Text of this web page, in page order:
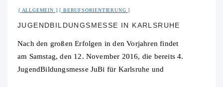
ALLGEMEIN BERUFSORIENTIERUNG
JUGENDBILDUNGSMESSE IN KARLSRUHE
Nach den großen Erfolgen in den Vorjahren findet
am Samstag, den 12. November 2016, die bereits 4.
JugendBildungsmesse JuBi für Karlsruhe und